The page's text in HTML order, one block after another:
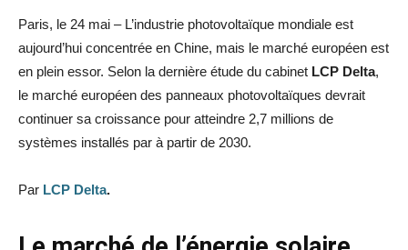
Paris, le 24 mai – L’industrie photovoltaïque mondiale est
aujourd’hui concentrée en Chine, mais le marché européen est
en plein essor. Selon la dernière étude du cabinet LCP Delta,
le marché européen des panneaux photovoltaïques devrait
continuer sa croissance pour atteindre 2,7 millions de
systèmes installés par à partir de 2030.
Par LCP Delta.